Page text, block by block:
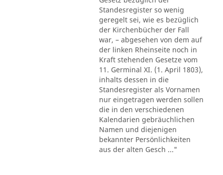
Standesregister so wenig
geregelt sei, wie es bezüglich
der Kirchenbücher der Fall
war, – abgesehen von dem auf
der linken Rheinseite noch in
Kraft stehenden Gesetze vom
11. Germinal XI. (1. April 1803),
inhalts dessen in die
Standesregister als Vornamen
nur eingetragen werden sollen
die in den verschiedenen
Kalendarien gebräuchlichen
Namen und diejenigen
bekannter Persönlichkeiten
aus der alten Gesch ..."